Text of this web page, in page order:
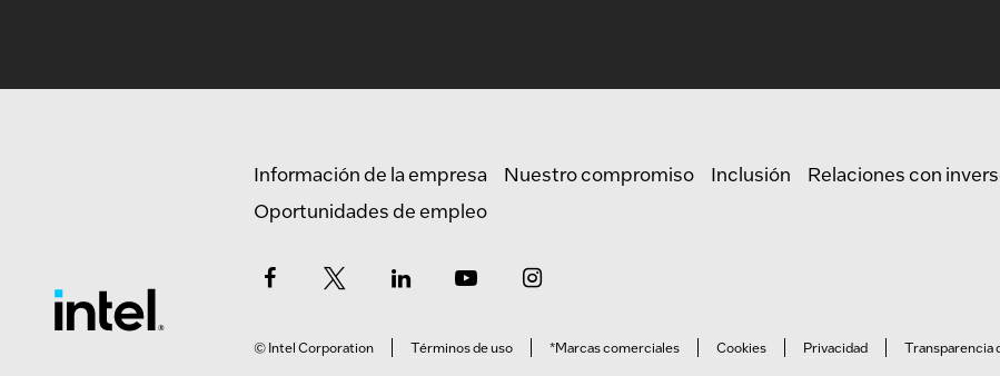
Información de la empresa Nuestro compromiso Inclusión Relaciones con
Oportunidades de empleo
© Intel Corporation Términos de uso *Marcas comerciales Cookies Privacidad Transparencia